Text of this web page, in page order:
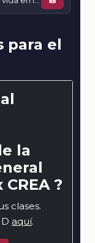
para el
la
?
clases.
aquí.